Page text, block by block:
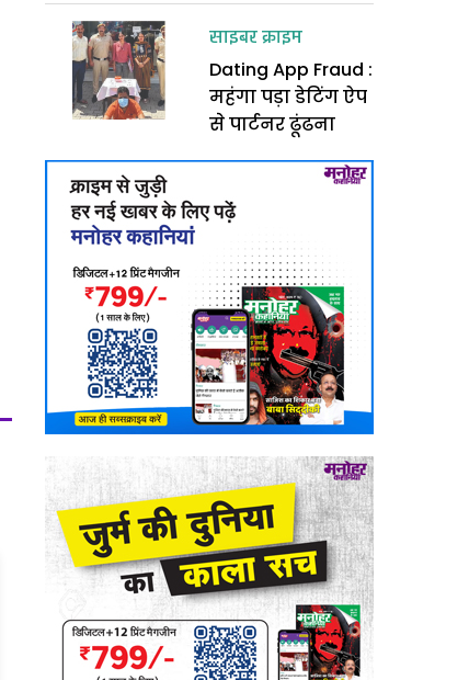
साइबर क्राइम
Dating App Fraud :
महंगा पड़ा डेटिंग ऐप
से पार्टनर ढूंढना